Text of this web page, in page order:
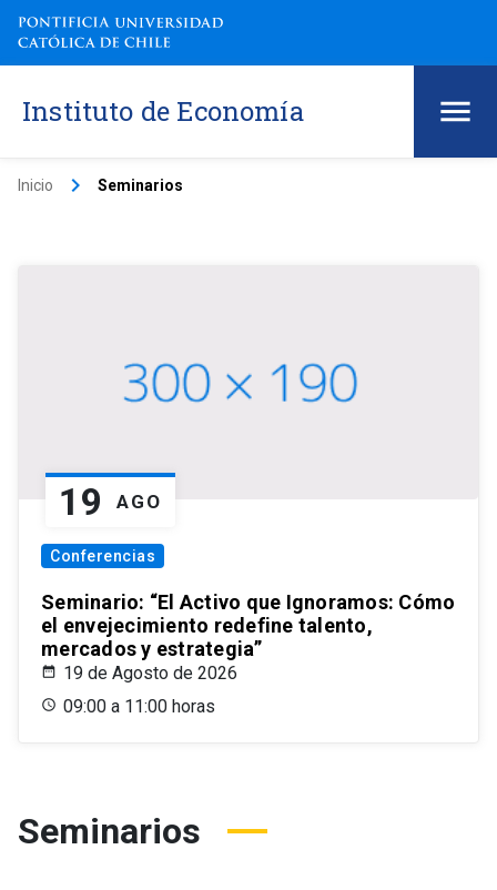
Instituto de Economía
Inicio keyboard_arrow_right Seminarios
19 AGO
Conferencias
Seminario: “El Activo que Ignoramos: Cómo
el envejecimiento redefine talento,
mercados y estrategia”
19 de Agosto de 2026
09:00 a 11:00 horas
Seminarios